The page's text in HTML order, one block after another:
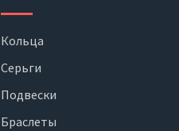
Кольца
Серьги
Подвески
Браслеты